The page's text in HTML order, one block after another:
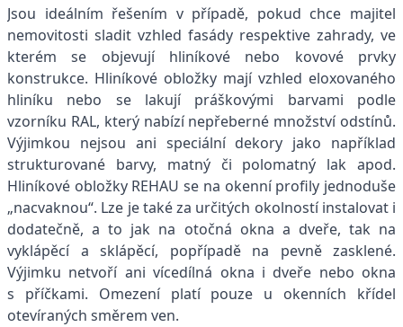
Jsou ideálním řešením v případě, pokud chce majitel
nemovitosti sladit vzhled fasády respektive zahrady, ve
kterém se objevují hliníkové nebo kovové prvky
konstrukce. Hliníkové obložky mají vzhled eloxovaného
hliníku nebo se lakují práškovými barvami podle
vzorníku RAL, který nabízí nepřeberné množství odstínů.
Výjimkou nejsou ani speciální dekory jako například
strukturované barvy, matný či polomatný lak apod.
Hliníkové obložky REHAU se na okenní profily jednoduše
„nacvaknou“. Lze je také za určitých okolností instalovat i
dodatečně, a to jak na otočná okna a dveře, tak na
vyklápěcí a sklápěcí, popřípadě na pevně zasklené.
Výjimku netvoří ani vícedílná okna i dveře nebo okna
s příčkami. Omezení platí pouze u okenních křídel
otevíraných směrem ven.